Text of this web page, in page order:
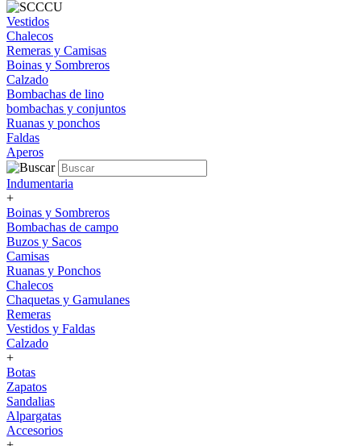
Vestidos
Chalecos
Remeras y Camisas
Boinas y Sombreros
Calzado
Bombachas de lino
bombachas y conjuntos
Ruanas y ponchos
Faldas
Aperos
Indumentaria
+
Boinas y Sombreros
Bombachas de campo
Buzos y Sacos
Camisas
Ruanas y Ponchos
Chalecos
Chaquetas y Gamulanes
Remeras
Vestidos y Faldas
Calzado
+
Botas
Zapatos
Sandalias
Alpargatas
Accesorios